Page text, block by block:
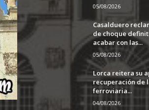
05/08/2026
Casalduero
de choque
acabar con las...
05/08/2026
Lorca reitera su
recuperación de
ferroviaria...
04/08/2026